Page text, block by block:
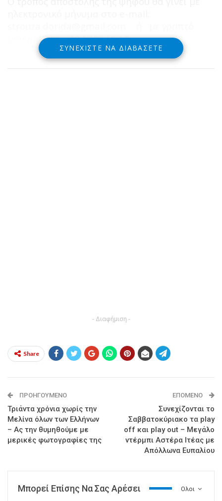
μήνυμα στο: 694.222.59.10
ΣΥΝΕΧΊΣΤΕ ΝΑ ΔΙΑΒΆΣΕΤΕ
- Διαφήμιση -
Share
ΠΡΟΗΓΟΎΜΕΝΟ
Τριάντα χρόνια χωρίς την
Μελίνα όλων των Ελλήνων
– Ας την θυμηθούμε με
μερικές φωτογραφίες της
ΕΠΌΜΕΝΟ
Συνεχίζονται το
Σαββατοκύριακο τα play
off και play out – Μεγάλο
ντέρμπι Αστέρα Ιτέας με
Απόλλωνα Ευπαλίου
Ολοι
Μπορεί Επίσης Να Σας Αρέσει